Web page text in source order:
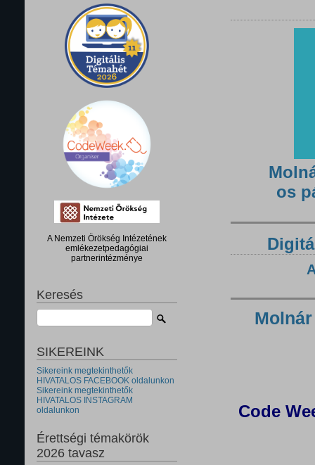
A Nemzeti Örökség Intézetének
emlékezetpedagógiai
partnerintézménye
Keresés
SIKEREINK
Sikereink megtekinthetők
HIVATALOS FACEBOOK oldalunkon
Sikereink megtekinthetők
HIVATALOS INSTAGRAM
oldalunkon
Érettségi témakörök
2026 tavasz
os
Code